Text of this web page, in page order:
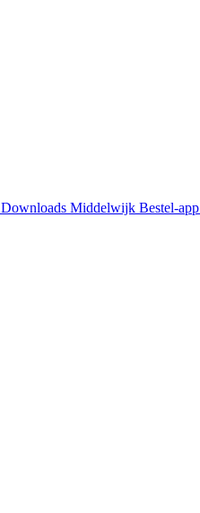
Downloads Middelwijk Bestel-app